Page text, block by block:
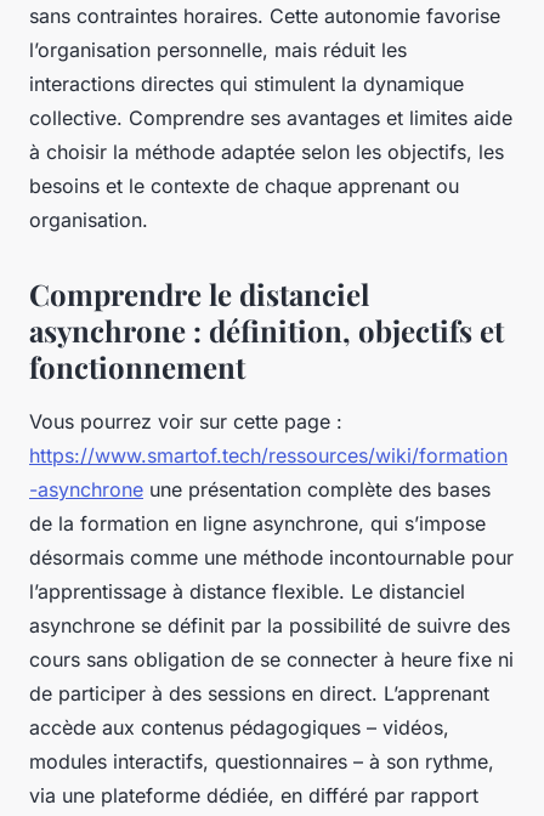
sans contraintes horaires. Cette autonomie favorise
l’organisation personnelle, mais réduit les
interactions directes qui stimulent la dynamique
collective. Comprendre ses avantages et limites aide
à choisir la méthode adaptée selon les objectifs, les
besoins et le contexte de chaque apprenant ou
organisation.
Comprendre le distanciel
asynchrone : définition, objectifs et
fonctionnement
Vous pourrez voir sur cette page :
https://www.smartof.tech/ressources/wiki/formation
-asynchrone une présentation complète des bases
de la formation en ligne asynchrone, qui s’impose
désormais comme une méthode incontournable pour
l’apprentissage à distance flexible. Le distanciel
asynchrone se définit par la possibilité de suivre des
cours sans obligation de se connecter à heure fixe ni
de participer à des sessions en direct. L’apprenant
accède aux contenus pédagogiques – vidéos,
modules interactifs, questionnaires – à son rythme,
via une plateforme dédiée, en différé par rapport